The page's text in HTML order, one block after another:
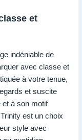
et
indéniable de
avec classe et
à votre tenue,
et suscite
et à son motif
est un choix
style avec